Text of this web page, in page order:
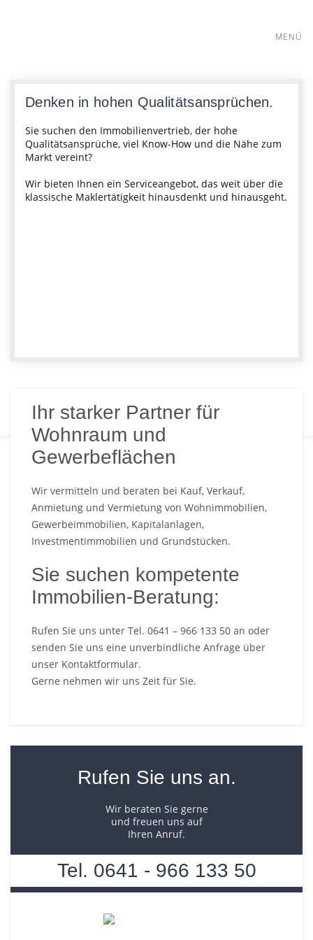
MENÜ
Immobilien
– Ihr
Immobilienmakler
in
Gießen
und
Mittelhessen KAPITALANLAGEN
Denken in hohen Qualitätsansprüchen.
Sie suchen den Immobilienvertrieb, der hohe
Qualitätsansprüche, viel Know-How und die Nähe zum
Markt vereint?
Wir bieten Ihnen ein Serviceangebot, das weit über die
klassische Maklertätigkeit hinausdenkt und hinausgeht.
Exzellente Immobilienberatung
Als Immobilienberater bieten wir Ihnen zuverlässige,
fundierte, qualifizierte und seriöse Dienstleistungen
rund um die Immobilie.
Anmietung und Vermietung von Wohnimmobilien,
Gewerbeimmobilien, Kapitalanlagen,
Investmentimmobilien und Grundstücken.
Ihr starker Partner für
Wohnraum und
Gewerbeflächen
Wir vermitteln und beraten bei Kauf, Verkauf,
Anmietung und Vermietung von Wohnimmobilien,
Gewerbeimmobilien, Kapitalanlagen,
Investmentimmobilien und Grundstücken.
Sie suchen kompetente
Immobilien-Beratung:
Rufen Sie uns unter Tel. 0641 – 966 133 50 an oder
senden Sie uns eine unverbindliche Anfrage über
unser Kontaktformular.
Gerne nehmen wir uns Zeit für Sie.
Rufen Sie uns an.
Wir beraten Sie gerne
und freuen uns auf
Ihren Anruf.
Tel. 0641 - 966 133 50